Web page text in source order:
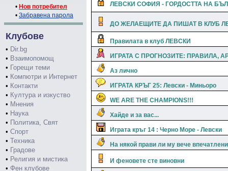
• Нов потребител
• Забравена парола
Клубове
• Dir.bg
• Взаимопомощ
• Горещи теми
• Компютри и Интернет
• Контакти
• Култура и изкуство
• Мнения
• Наука
• Политика, Свят
• Спорт
• Техника
• Градове
• Религия и мистика
• Фен клубове
ЛЕВСКИ СОФИЯ - ГОРДОСТТА НА
ДО ЖЕЛАЕЩИТЕ ДА ПИШАТ В КЛУБ
Правилата в клуб ЛЕВСКИ
ИГРАТА С ПРОГНОЗИТЕ: ПРАВИЛА,
Аз лично
ИГРАТА КРЪГ 25: Левски - Миньоро
WE ARE THE CHAMPIONS!!!
Хайде и за вас...
Играта кръг 14 : Черно Море - Левски
На някой прави ли му вече
И феновете сте виновни